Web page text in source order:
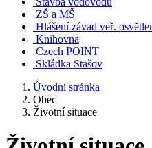
ZŠ a MŠ
Hlášení závad veř.
Knihovna
Czech POINT
Skládka Stašov
Úvodní stránka
Obec
Životní situace